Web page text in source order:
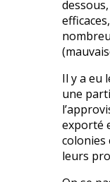
Il y a eu
une
exporté
colonies
leurs